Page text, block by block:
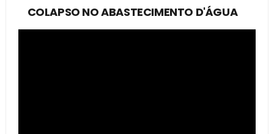
COLAPSO NO ABASTECIMENTO D'ÁGUA